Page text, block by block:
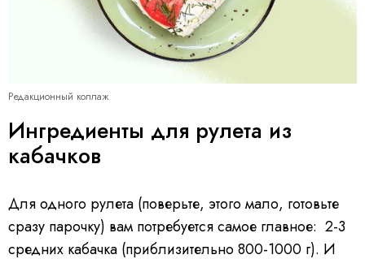
Редакционный коллаж
Ингредиенты для рулета из
кабачков
Для одного рулета (поверьте, этого мало, готовьте
сразу парочку) вам потребуется самое главное: 2-3
средних кабачка (приблизительно 800-1000 г). И